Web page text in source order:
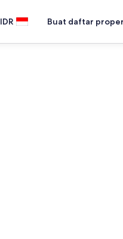
IDR Buat daftar